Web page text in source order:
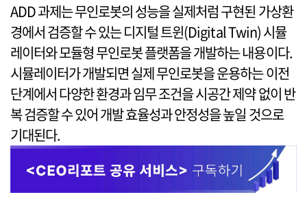
ADD 과제는 무인로봇의 성능을 실제처럼 구현된 가상환
경에서 검증할 수 있는 디지털 트윈(Digital Twin) 시뮬
레이터와 모듈형 무인로봇 플랫폼을 개발하는 내용이다.
시뮬레이터가 개발되면 실제 무인로봇을 운용하는 이전
단계에서 다양한 환경과 임무 조건을 시공간 제약 없이 반
복 검증할 수 있어 개발 효율성과 안정성을 높일 것으로
기대된다.